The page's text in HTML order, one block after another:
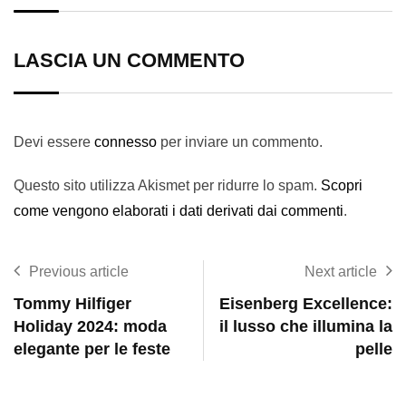
LASCIA UN COMMENTO
Devi essere connesso per inviare un commento.
Questo sito utilizza Akismet per ridurre lo spam. Scopri
come vengono elaborati i dati derivati dai commenti.
Previous article
Tommy Hilfiger
Holiday 2024: moda
elegante per le feste
Next article
Eisenberg Excellence:
il lusso che illumina la
pelle